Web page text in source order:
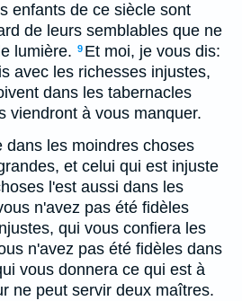
enfants de ce siècle sont
de leurs semblables que ne
lumière. 9 Et moi, je vous dis:
avec les richesses injustes,
dans les tabernacles
viendront à vous manquer.
dans les moindres choses
et celui qui est injuste
l'est aussi dans les
n'avez pas été fidèles
qui vous confiera les
n'avez pas été fidèles dans
vous donnera ce qui est à
ne peut servir deux maîtres.